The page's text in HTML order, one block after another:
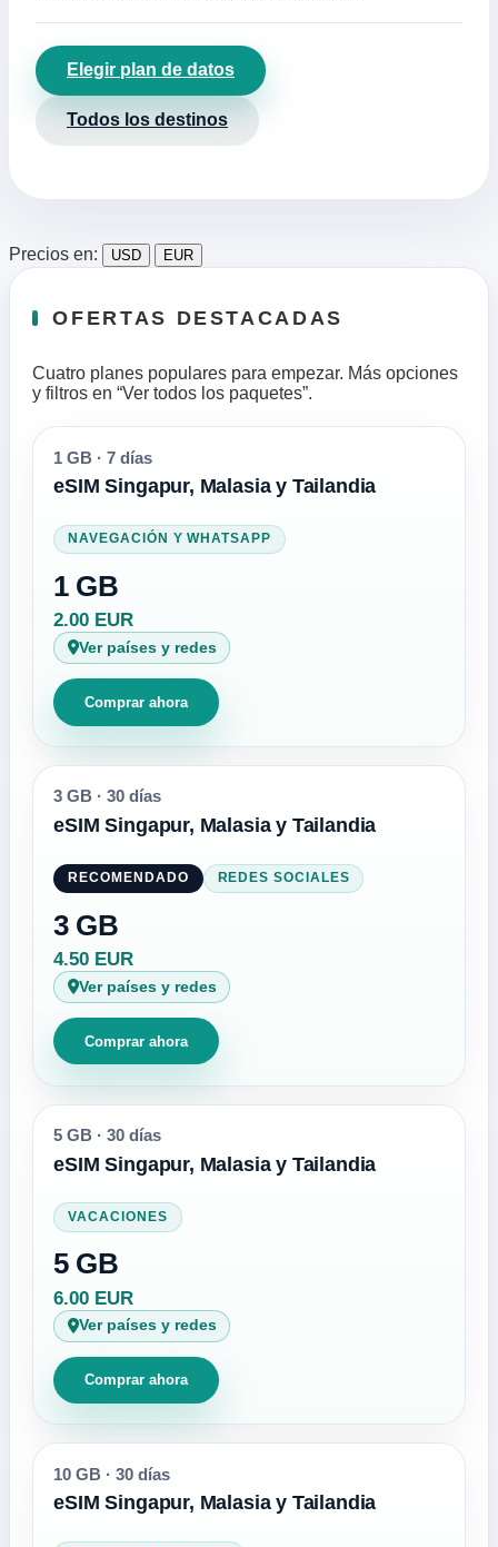
Elegir plan de datos
Todos los destinos
Precios en: USD EUR
OFERTAS DESTACADAS
Cuatro planes populares para empezar. Más opciones
y filtros en “Ver todos los paquetes”.
1 GB · 7 días
eSIM Singapur, Malasia y Tailandia
NAVEGACIÓN Y WHATSAPP
1 GB
2.00 EUR
Ver países y redes
Comprar ahora
3 GB · 30 días
eSIM Singapur, Malasia y Tailandia
RECOMENDADO REDES SOCIALES
3 GB
4.50 EUR
Ver países y redes
Comprar ahora
5 GB · 30 días
eSIM Singapur, Malasia y Tailandia
VACACIONES
5 GB
6.00 EUR
Ver países y redes
Comprar ahora
10 GB · 30 días
eSIM Singapur, Malasia y Tailandia